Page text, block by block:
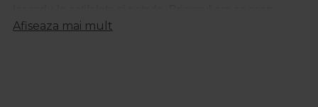
principal pregatirea buzelor pentru aplicarea rujului si de a
Afiseaza mai mult